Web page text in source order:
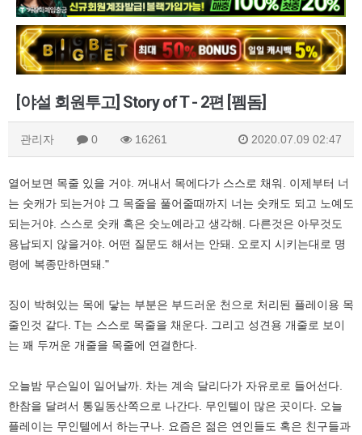
[야설 회원투고] Story of T - 2편 [펨돔]
관리자 0 16261 2020.07.09 02:47
열어보면 목줄 있을 거야. 꺼내서 목에다가 스스로 채워. 이제부터 너
는 숫캐가 되는거야 그 목줄을 풀어줄때까지 너는 숫캐도 되고 노예도
되는거야. 스스로 숫캐 혹은 숫노예라고 생각해. 다른것은 아무것도
용납되지 않을거야. 어떤 질문도 해서는 안돼. 오로지 시키는대로 명
령에 복종만하면돼."
징이 박혀있는 목에 닿는 부분은 부드러운 천으로 처리된 플레이용 목
줄인것 같다. T는 스스로 목줄을 채운다. 그리고 성견용 개줄로 보이
는 꽤 두꺼운 개줄을 목줄에 연결한다.
오늘밤 무슨일이 일어날까. 차는 계속 달리다가 자유로로 들어선다.
한참을 달려서 통일동산쪽으로 나간다. 무인텔이 많은 곳이다. 오늘
플레이는 무인텔에서 하는구나. 요즘은 젊은 연인들도 혹은 친구들과